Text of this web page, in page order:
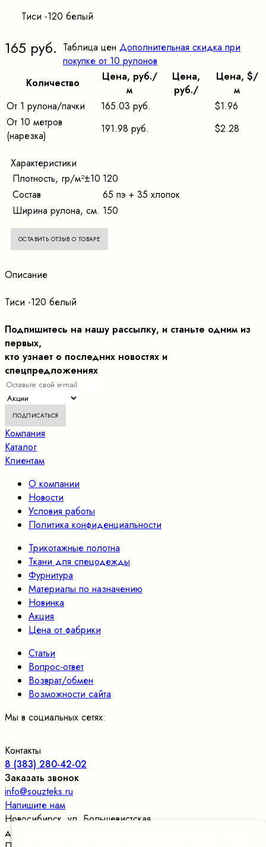
Тиси -120 белый
165 руб. Таблица цен Дополнительная скидка при
покупке от 10 рулонов
Количество
Цена, pуб./
м
Цена,
pуб./
Цена, $/
м
От 1 рулона/пачки
165.03 руб.
$1.96
От 10 метров
(нарезка)
191.98 руб. $2.28
Характеристики
Плотность, гр/м²±10 120
Состав
65 пэ + 35 хлопок
Ширина рулона, см. 150
ОСТАВИТЬ ОТЗЫВ О ТОВАРЕ
Описание
Тиси -120 белый
Подпишитесь на нашу рассылку, и станьте одним из
первых,
кто узнает о последних новостях и
спецпредложениях
Компания
Каталог
Клиентам
О компании
Новости
Условия работы
Политика конфиденциальности
Трикотажные полотна
Ткани для спецодежды
Фурнитура
Материалы по назначению
Новинка
Акция
Цена от фабрики
Статьи
Вопрос-ответ
Возврат/обмен
Возможности сайта
Мы в социальных сетях:
Контакты
8 (383) 280-42-02
Заказать звонок
info@souzteks.ru
Напишите нам
Новосибирск ул. Большевистская,
д.177/24, оф.109